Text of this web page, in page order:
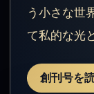
う小さな世
て私的な光
創刊号を